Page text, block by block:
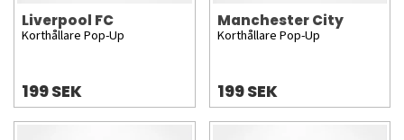
Liverpool FC
Korthållare Pop-Up
199 SEK
Manchester City
Korthållare Pop-Up
199 SEK